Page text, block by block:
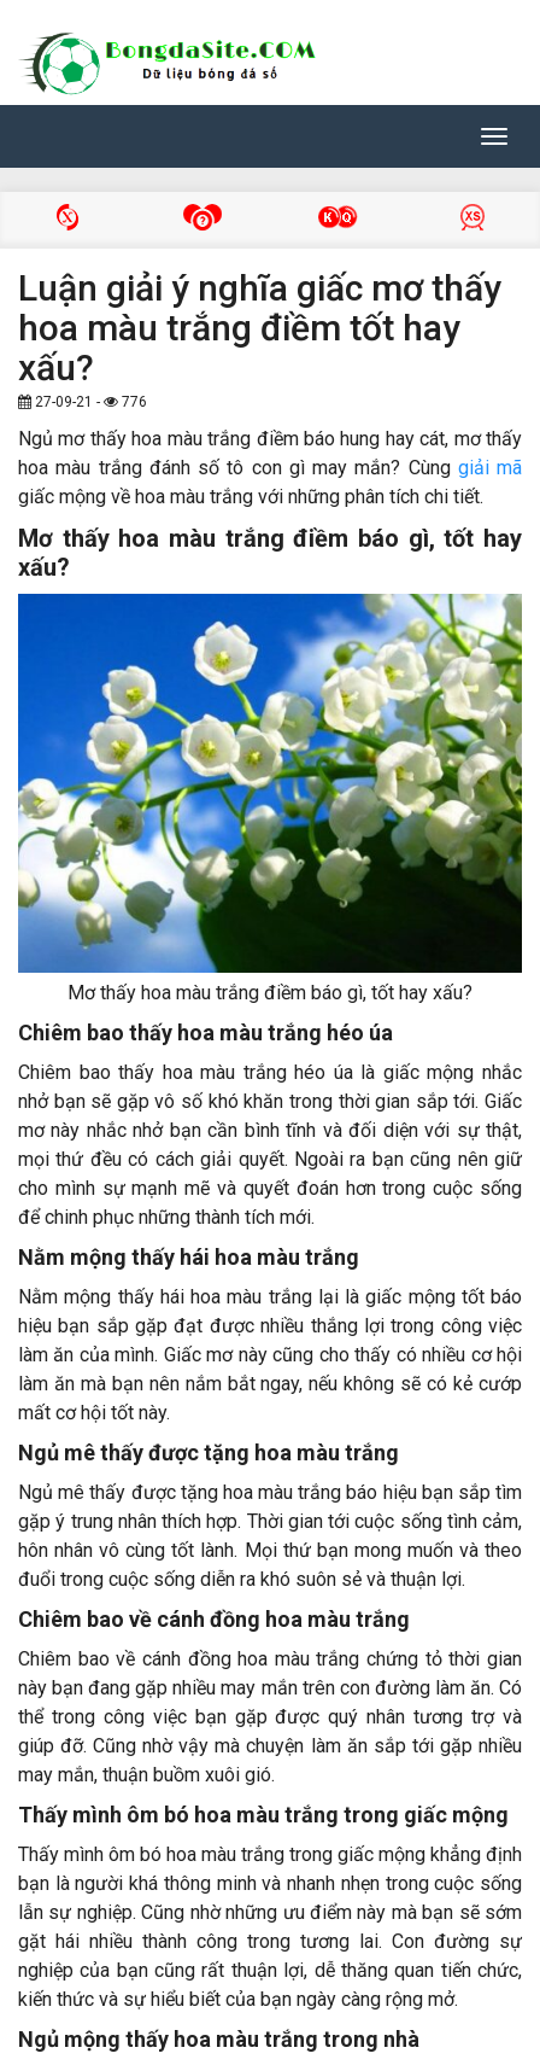
Luận giải ý nghĩa giấc mơ thấy
hoa màu trắng điềm tốt hay
xấu?
27-09-21 - 776
Ngủ mơ thấy hoa màu trắng điềm báo hung hay cát, mơ thấy
hoa màu trắng đánh số tô con gì may mắn? Cùnggiải mã
giấc mộng về hoa màu trắng với những phân tích chi tiết.
Mơ thấy hoa màu trắng điềm báo gì, tốt hay
xấu?
Mơ thấy hoa màu trắng điềm báo gì, tốt hay xấu?
Chiêm bao thấy hoa màu trắng héo úa
Chiêm bao thấy hoa màu trắng héo úa là giấc mộng nhắc
nhở bạn sẽ gặp vô số khó khăn trong thời gian sắp tới. Giấc
mơ này nhắc nhở bạn cần bình tĩnh và đối diện với sự thật,
mọi thứ đều có cách giải quyết. Ngoài ra bạn cũng nên giữ
cho mình sự mạnh mẽ và quyết đoán hơn trong cuộc sống
để chinh phục những thành tích mới.
Nằm mộng thấy hái hoa màu trắng
Nằm mộng thấy hái hoa màu trắng lại là giấc mộng tốt báo
hiệu bạn sắp gặp đạt được nhiều thắng lợi trong công việc
làm ăn của mình. Giấc mơ này cũng cho thấy có nhiều cơ hội
làm ăn mà bạn nên nắm bắt ngay, nếu không sẽ có kẻ cướp
mất cơ hội tốt này.
Ngủ mê thấy được tặng hoa màu trắng
Ngủ mê thấy được tặng hoa màu trắng báo hiệu bạn sắp tìm
gặp ý trung nhân thích hợp. Thời gian tới cuộc sống tình cảm,
hôn nhân vô cùng tốt lành. Mọi thứ bạn mong muốn và theo
đuổi trong cuộc sống diễn ra khó suôn sẻ và thuận lợi.
Chiêm bao về cánh đồng hoa màu trắng
Chiêm bao về cánh đồng hoa màu trắng chứng tỏ thời gian
này bạn đang gặp nhiều may mắn trên con đường làm ăn. Có
thể trong công việc bạn gặp được quý nhân tương trợ và
giúp đỡ. Cũng nhờ vậy mà chuyện làm ăn sắp tới gặp nhiều
may mắn, thuận buồm xuôi gió.
Thấy mình ôm bó hoa màu trắng trong giấc mộng
Thấy mình ôm bó hoa màu trắng trong giấc mộng khẳng định
bạn là người khá thông minh và nhanh nhẹn trong cuộc sống
lẫn sự nghiệp. Cũng nhờ những ưu điểm này mà bạn sẽ sớm
gặt hái nhiều thành công trong tương lai. Con đường sự
nghiệp của bạn cũng rất thuận lợi, dễ thăng quan tiến chức,
kiến thức và sự hiểu biết của bạn ngày càng rộng mở.
Ngủ mộng thấy hoa màu trắng trong nhà